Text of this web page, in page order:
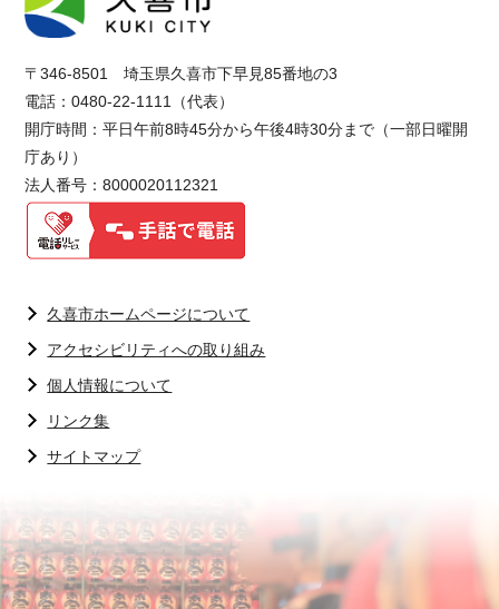
〒346-8501 埼玉県久喜市下早見85番地の3
電話：0480-22-1111（代表）
開庁時間：平日午前8時45分から午後4時30分まで（一部日曜開
庁あり）
法人番号：8000020112321
久喜市ホームページについて
アクセシビリティへの取り組み
個人情報について
リンク集
サイトマップ